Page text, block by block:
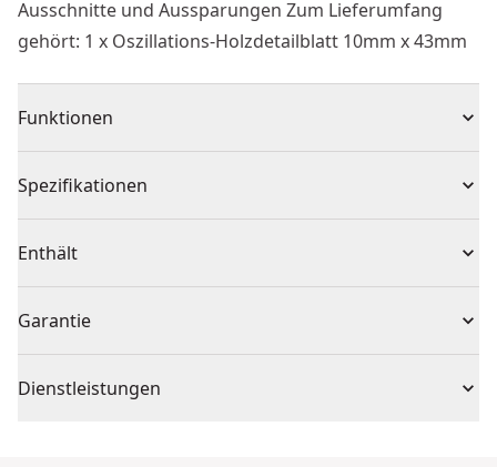
Ausschnitte und Aussparungen Zum Lieferumfang
gehört: 1 x Oszillations-Holzdetailblatt 10mm x 43mm
Funktionen
und längere Haltbarkeit
weniger Ermüdung in Fingern und Händen und
höhere Schneidleistung
Federgelagertes Design - Für höheren Arbeitskomfort
und ermüdungsarmes Arbeiten
Arretierung - Für sicheren Transport und
Spezifikationen
Produkttyp
Sägeblatt für oszillierendes
Werkzeug
Individuell oder
Set
Enthält
Garantie
Dienstleistungen